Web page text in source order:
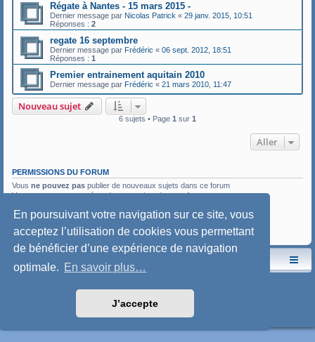
En poursuivant votre navigation sur ce site, vous
acceptez l’utilisation de cookies vous permettant
de bénéficier d’une expérience de navigation
optimale. En savoir plus…
J’accepte
Régate à Nantes - 15 mars 2015 -
Dernier message par Nicolas Patrick « 29 janv. 2015, 10:51
Réponses : 2
regate 16 septembre
Dernier message par Frédéric « 06 sept. 2012, 18:51
Réponses : 1
Premier entrainement aquitain 2010
Dernier message par Frédéric « 21 mars 2010, 11:47
Nouveau sujet
6 sujets • Page 1 sur 1
Aller
PERMISSIONS DU FORUM
Vous ne pouvez pas publier de nouveaux sujets dans ce forum
Vousne pouvez pasrépondre aux sujets dans ce forum
Vous ne pouvez passupprimer vos messages dans ce forum
©
Style: SoftBlue by Joyce&Luna
Conditions